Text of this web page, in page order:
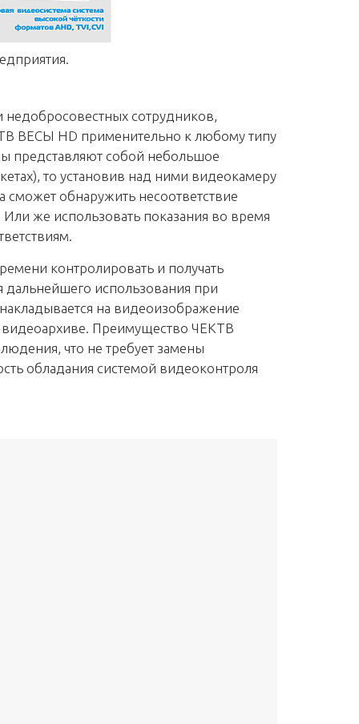
сотрудников,
ВЕСЫ HD применительно к любому типу
представляют собой небольшое
то установив над ними видеокамеру
обнаружить несоответствие
же использовать показания во время
контролировать и получать
дальнейшего использования при
на видеоизображение
видеоархиве. Преимущество ЧЕКТВ
что не требует замены
обладания системой видеоконтроля